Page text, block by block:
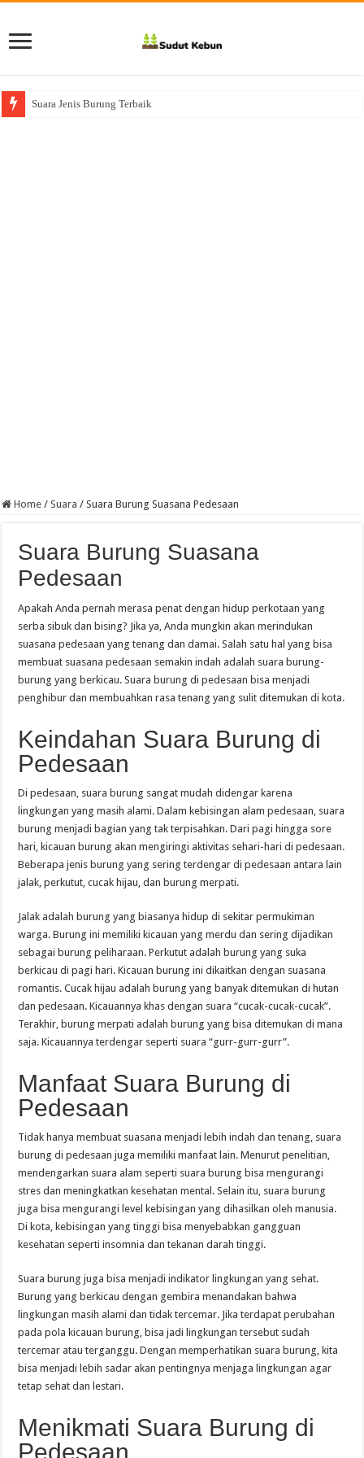
Suara Jenis Burung Terbaik
Home / Suara / Suara Burung Suasana Pedesaan
Suara Burung Suasana
Pedesaan
Apakah Anda pernah merasa penat dengan hidup perkotaan yang
serba sibuk dan bising? Jika ya, Anda mungkin akan merindukan
suasana pedesaan yang tenang dan damai. Salah satu hal yang bisa
membuat suasana pedesaan semakin indah adalah suara burung-
burung yang berkicau. Suara burung di pedesaan bisa menjadi
penghibur dan membuahkan rasa tenang yang sulit ditemukan di kota.
Keindahan Suara Burung di
Pedesaan
Di pedesaan, suara burung sangat mudah didengar karena
lingkungan yang masih alami. Dalam kebisingan alam pedesaan, suara
burung menjadi bagian yang tak terpisahkan. Dari pagi hingga sore
hari, kicauan burung akan mengiringi aktivitas sehari-hari di pedesaan.
Beberapa jenis burung yang sering terdengar di pedesaan antara lain
jalak, perkutut, cucak hijau, dan burung merpati.
Jalak adalah burung yang biasanya hidup di sekitar permukiman
warga. Burung ini memiliki kicauan yang merdu dan sering dijadikan
sebagai burung peliharaan. Perkutut adalah burung yang suka
berkicau di pagi hari. Kicauan burung ini dikaitkan dengan suasana
romantis. Cucak hijau adalah burung yang banyak ditemukan di hutan
dan pedesaan. Kicauannya khas dengan suara “cucak-cucak-cucak”.
Terakhir, burung merpati adalah burung yang bisa ditemukan di mana
saja. Kicauannya terdengar seperti suara “gurr-gurr-gurr”.
Manfaat Suara Burung di
Pedesaan
Tidak hanya membuat suasana menjadi lebih indah dan tenang, suara
burung di pedesaan juga memiliki manfaat lain. Menurut penelitian,
mendengarkan suara alam seperti suara burung bisa mengurangi
stres dan meningkatkan kesehatan mental. Selain itu, suara burung
juga bisa mengurangi level kebisingan yang dihasilkan oleh manusia.
Di kota, kebisingan yang tinggi bisa menyebabkan gangguan
kesehatan seperti insomnia dan tekanan darah tinggi.
Suara burung juga bisa menjadi indikator lingkungan yang sehat.
Burung yang berkicau dengan gembira menandakan bahwa
lingkungan masih alami dan tidak tercemar. Jika terdapat perubahan
pada pola kicauan burung, bisa jadi lingkungan tersebut sudah
tercemar atau terganggu. Dengan memperhatikan suara burung, kita
bisa menjadi lebih sadar akan pentingnya menjaga lingkungan agar
tetap sehat dan lestari.
Menikmati Suara Burung di
Pedesaan